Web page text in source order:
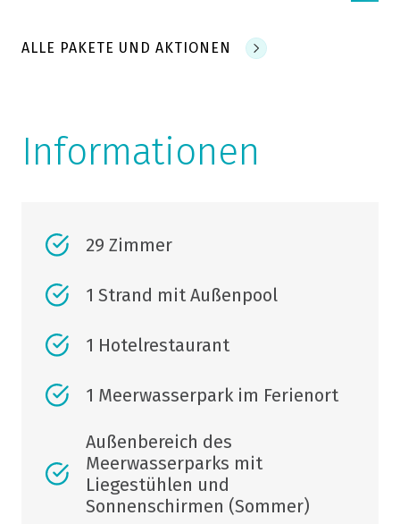
ALLE PAKETE UND AKTIONEN
Informationen
29 Zimmer
1 Strand mit Außenpool
1 Hotelrestaurant
1 Meerwasserpark im Ferienort
Außenbereich des
Meerwasserparks mit
Liegestühlen und
Sonnenschirmen (Sommer)